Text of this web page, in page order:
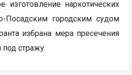
наркотических
Посадским городским судом
избрана мера пресечения
стражу.